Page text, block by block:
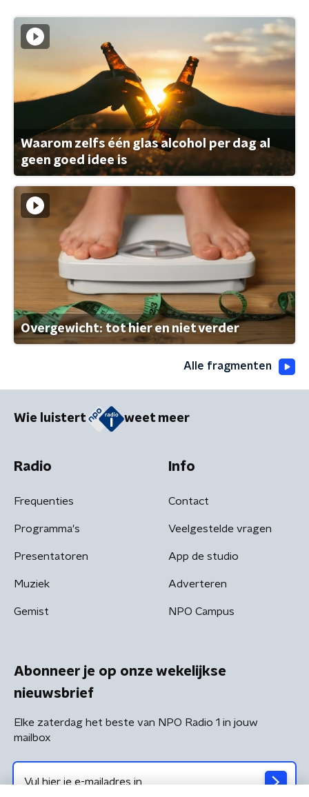
Waarom zelfs één glas alcohol per dag al
geen goed idee is
Overgewicht: tot hier en niet verder
Alle fragmenten
Wie luistert weet meer
Radio
Frequenties
Programma's
Presentatoren
Muziek
Gemist
Info
Contact
Veelgestelde vragen
App de studio
Adverteren
NPO Campus
Abonneer je op onze wekelijkse
nieuwsbrief
Elke zaterdag het beste van NPO Radio 1 in jouw
mailbox